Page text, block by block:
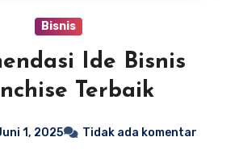
Bisnis
Ide Bisnis
Terbaik
1, 2025 Tidak ada komentar